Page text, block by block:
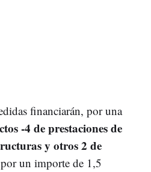
financiarán, por una
-4 de prestaciones de
y otros 2 de
por un importe de 1,5